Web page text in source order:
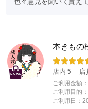
本きもの
店内 5 店
ご利用金額：
ご利用目的：
ご利用日：